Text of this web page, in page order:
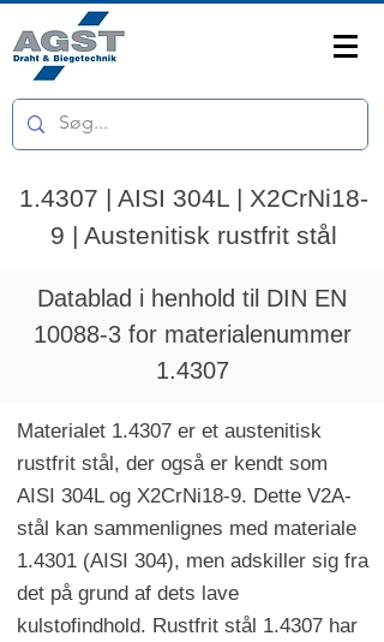
1.4307 | AISI 304L | X2CrNi18-
9 | Austenitisk rustfrit stål
Datablad i henhold til DIN EN
10088-3 for materialenummer
1.4307
Materialet 1.4307 er et austenitisk
rustfrit stål, der også er kendt som
AISI 304L og X2CrNi18-9. Dette V2A-
stål kan sammenlignes med materiale
1.4301 (AISI 304), men adskiller sig fra
det på grund af dets lave
kulstofindhold. Rustfrit stål 1.4307 har